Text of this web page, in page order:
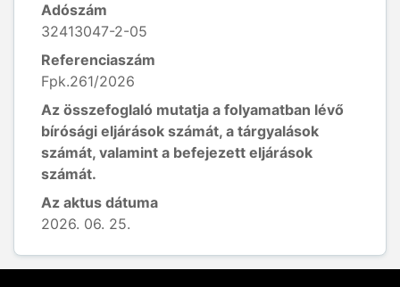
Adószám
32413047-2-05
Referenciaszám
Fpk.261/2026
Az összefoglaló mutatja a folyamatban lévő
bírósági eljárások számát, a tárgyalások
számát, valamint a befejezett eljárások
számát.
Az aktus dátuma
2026. 06. 25.